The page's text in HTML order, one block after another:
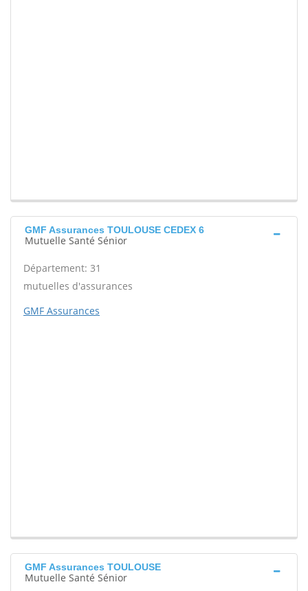
GMF Assurances TOULOUSE CEDEX 6
Mutuelle Santé Sénior
Département: 31
mutuelles d'assurances
GMF Assurances
GMF Assurances TOULOUSE
Mutuelle Santé Sénior